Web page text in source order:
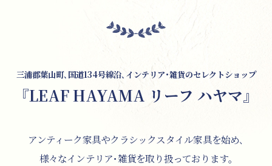
三浦郡葉山町､国道134号線沿､インテリア･雑貨のセレクトショップ
『LEAF HAYAMA リーフ ハヤマ』
アンティーク家具やクラシックスタイル家具を始め､
様々なインテリア･雑貨を取り扱っております｡